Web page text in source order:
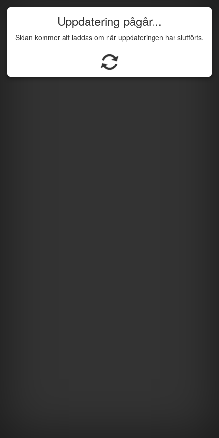
Uppdatering pågår...
Sidan kommer att laddas om när uppdateringen har slutförts.